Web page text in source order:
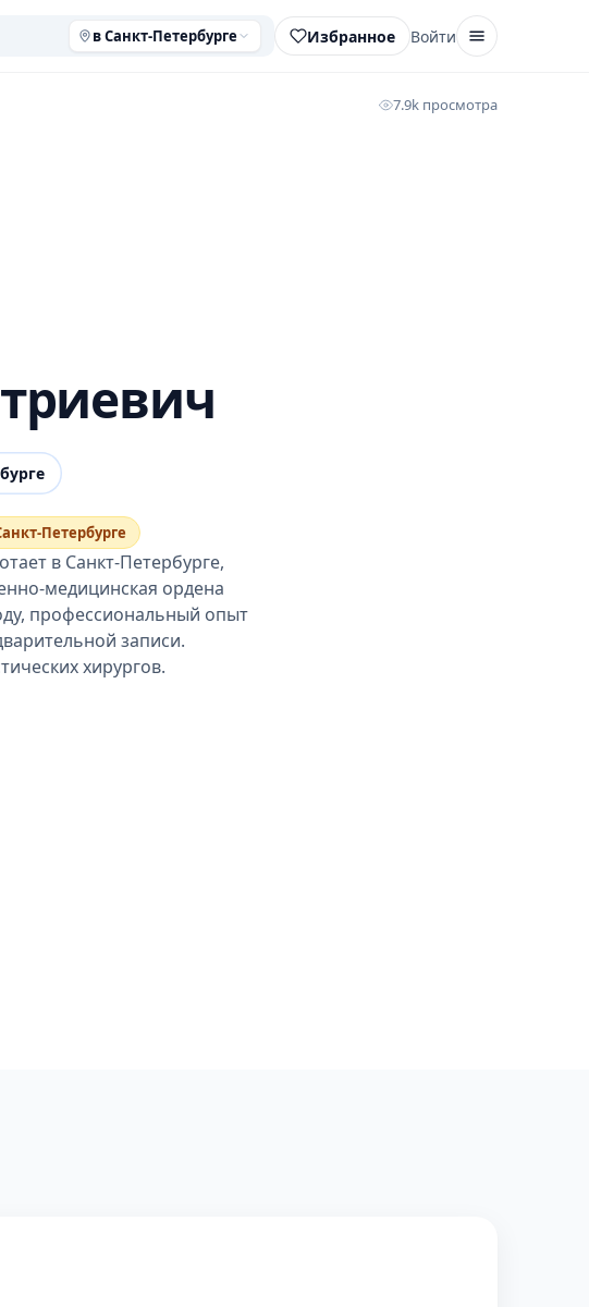
в Санкт-Петербурге Избранное Войти
7.9k просмотра
Петербурге
в Санкт-Петербурге,
медицинская ордена
профессиональный опыт
записи.
хирургов.